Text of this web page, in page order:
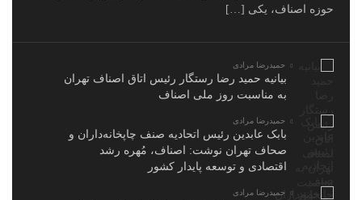
حوزه اصناف، یکی […]
حمیدرضا مرادی
بیانیه حمید رضا رستگار رئیس اتاق اصناف تهران
به مناسبت روز ملی اصناف
حمیدرضا مرادی
بابک عابدین رئیس اتحادیه صنف چاپخانه‌داران و
صحاف تهران نوشت: اصناف، مُهره رشد
اقتصادی و توسعه پایدار کشور
حمیدرضا مرادی